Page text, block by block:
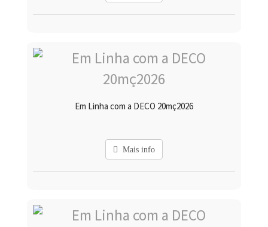
Em Linha com a DECO 20mç2026
Mais info